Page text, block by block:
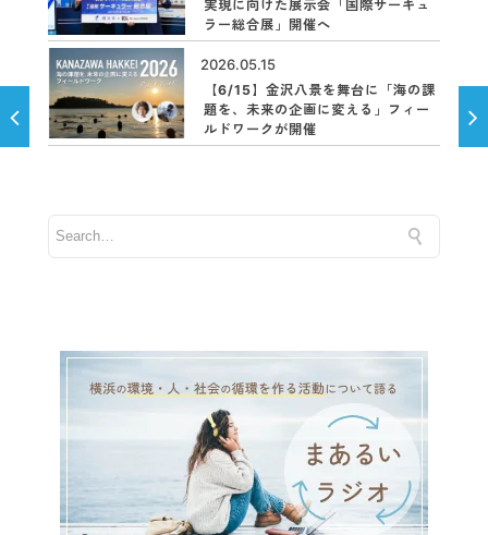
実現に向けた展示会「国際サーキュ
ラー総合展」開催へ
2026.05.15
【6/15】金沢八景を舞台に「海の課
題を、未来の企画に変える」フィー
ルドワークが開催